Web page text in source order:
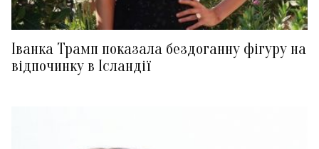
Іванка Трамп показала бездоганну фігуру на
відпочинку в Ісландії